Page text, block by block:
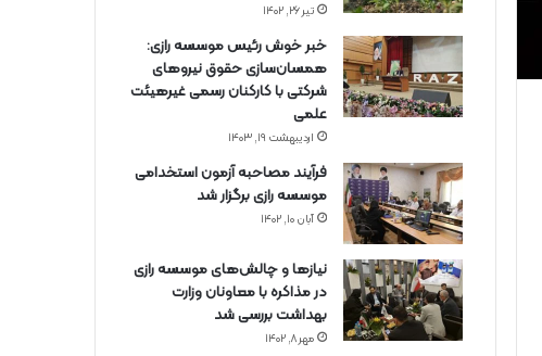
تیر ۲۶, ۱۴۰۲
خبر خوش رئیس موسسه رازی:
همسان‌سازی حقوق نیروهای
شرکتی با کارکنان رسمی غیرهیئت
علمی
اردیبهشت ۱۹, ۱۴۰۳
فرآیند مصاحبه آزمون استخدامی
موسسه رازی برگزار شد
آبان ۱۰, ۱۴۰۲
نیازها و چالش‌های موسسه رازی
در مذاکره با معاونان وزارت
بهداشت بررسی شد
مهر ۸, ۱۴۰۲